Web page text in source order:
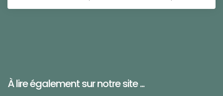
À lire également sur notre site ...